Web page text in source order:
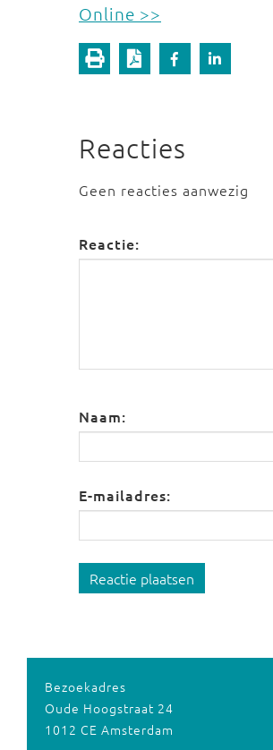
Online >>
Reacties
Geen reacties aanwezig
Reactie:
Naam:
E-mailadres:
Reactie plaatsen
Bezoekadres
Oude Hoogstraat 24
1012 CE Amsterdam